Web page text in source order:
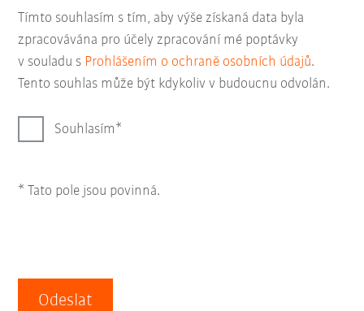
Tímto souhlasím s tím, aby výše získaná data byla
zpracovávána pro účely zpracování mé poptávky
v souladu s Prohlášením o ochraně osobních údajů.
Tento souhlas může být kdykoliv v budoucnu odvolán.
Souhlasím
* Tato pole jsou povinná.
Odeslat